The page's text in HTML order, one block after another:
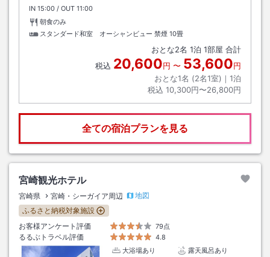
IN チェックイン
15:00 / OUT チェックアウト
11:00
朝食のみ
スタンダード和室 オーシャンビュー 禁煙 10畳
おとな2名 1泊 1部屋 合計
税込 20,600円 〜 53,600円
おとな1名 (2名1室)｜ 1泊
税込 10,300円〜26,800円
全ての宿泊プランを見る
宮崎観光ホテル
宮崎県 宮崎・シーガイア周辺
地図
ふるさと納税対象施設
お客様アンケート評価
79点
るるぶトラベル評価
4.8
大浴場あり
露天風呂あり